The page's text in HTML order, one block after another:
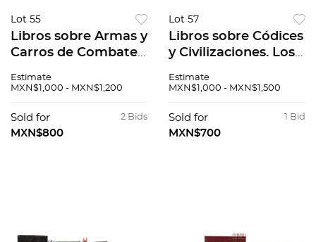
Lot 55
Libros sobre Armas y
Carros de Combate.
,militares y
XX. Piezas: 36.
Estimate
MXN$1,000 - MXN$1,200
2 Bids
Sold for
MXN$800
Lot 57
Libros sobre Códices
y Civilizaciones. Los
nuevo mundo /
de los vencidos. Pzs:
16.
Estimate
MXN$1,000 - MXN$1,500
1 Bid
Sold for
MXN$700